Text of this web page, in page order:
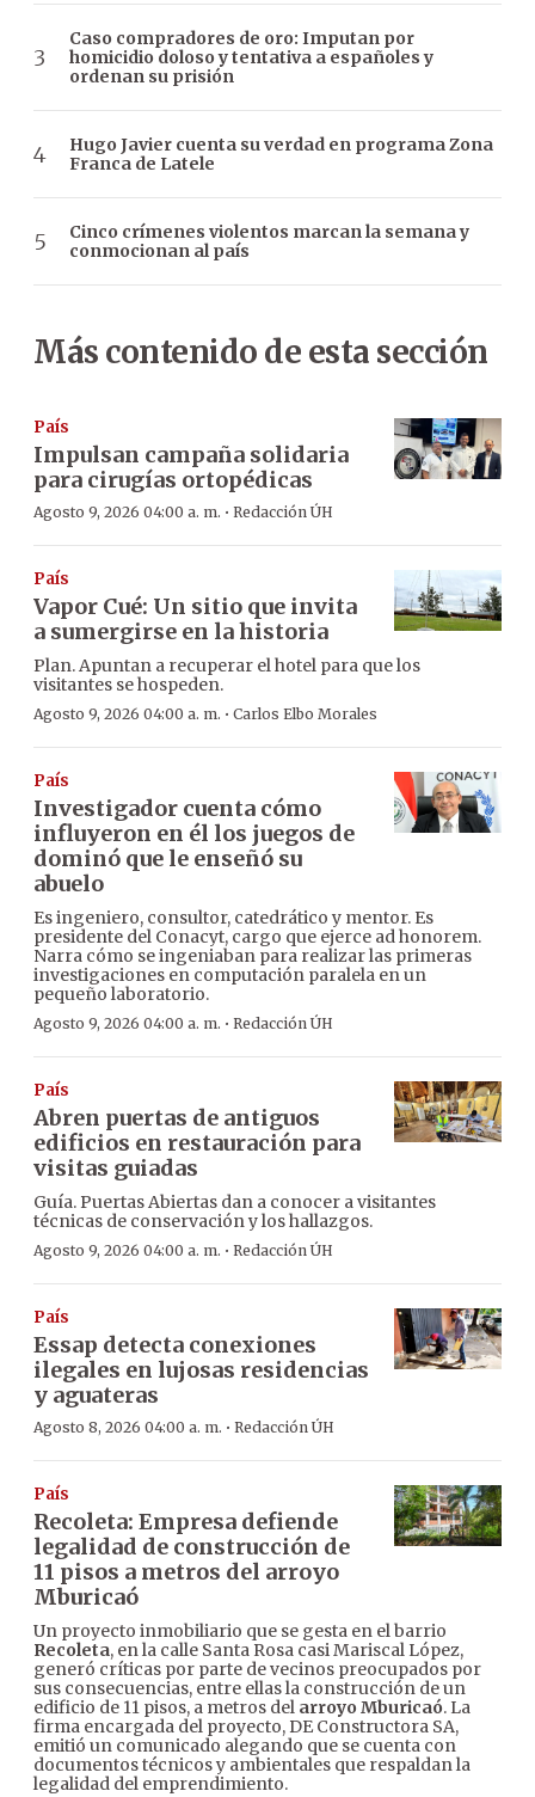
Caso compradores de oro: Imputan por
homicidio doloso y tentativa a españoles y
ordenan su prisión
Hugo Javier cuenta su verdad en programa Zona
Franca de Latele
Cinco crímenes violentos marcan la semana y
conmocionan al país
Más contenido de esta sección
País
Impulsan campaña solidaria
para cirugías ortopédicas
Agosto 9, 2026 04:00 a. m. · Redacción ÚH
País
Vapor Cué: Un sitio que invita
a sumergirse en la historia
Plan. Apuntan a recuperar el hotel para que los
visitantes se hospeden.
Agosto 9, 2026 04:00 a. m. · Carlos Elbo Morales
País
Investigador cuenta cómo
influyeron en él los juegos de
dominó que le enseñó su
abuelo
Es ingeniero, consultor, catedrático y mentor. Es
presidente del Conacyt, cargo que ejerce ad honorem.
Narra cómo se ingeniaban para realizar las primeras
investigaciones en computación paralela en un
pequeño laboratorio.
Agosto 9, 2026 04:00 a. m. · Redacción ÚH
País
Abren puertas de antiguos
edificios en restauración para
visitas guiadas
Guía. Puertas Abiertas dan a conocer a visitantes
técnicas de conservación y los hallazgos.
Agosto 9, 2026 04:00 a. m. · Redacción ÚH
País
Essap detecta conexiones
ilegales en lujosas residencias
y aguateras
Agosto 8, 2026 04:00 a. m. · Redacción ÚH
País
Recoleta: Empresa defiende
legalidad de construcción de
11 pisos a metros del arroyo
Mburicaó
Un proyecto inmobiliario que se gesta en el barrio
Recoleta, en la calle Santa Rosa casi Mariscal López,
generó críticas por parte de vecinos preocupados por
sus consecuencias, entre ellas la construcción de un
edificio de 11 pisos, a metros del arroyo Mburicaó. La
firma encargada del proyecto, DE Constructora SA,
emitió un comunicado alegando que se cuenta con
documentos técnicos y ambientales que respaldan la
legalidad del emprendimiento.